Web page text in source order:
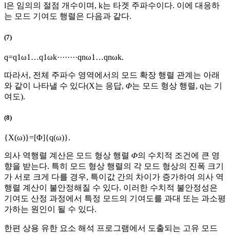
l은 임의의 절점 개수이며, k는 타겟 주파수이다. 이에 대응하
는 모드 기여도 행렬은 다음과 같다.
(7)
q=q1ω1 …q1ωk········qnω1 …qnωk.
따라서, 전체 주파수 영역에서의 모드 확장 행렬 관계는 아래
와 같이 나타낼 수 있다(X는 응답, 𝛷는 모드 형상 행렬, q는 기
여도).
(8)
{X(ω)}=[Φ]{q(ω)}.
의사 역행렬 계산은 모드 형상 행렬 𝛷의 수치적 조건에 큰 영
향을 받는다. 특히 모드 형상 행렬의 각 모드 형상의 진폭 크기
가 서로 크게 다를 경우, 특이값 간의 차이가 증가하여 의사 역
행렬 계산이 불안정해질 수 있다. 이러한 수치적 불안정성은
기여도 산정 과정에서 특정 모드의 기여도를 과대 또는 과소평
가하는 원인이 될 수 있다.
한편 상용 유한 요소 해석 프로그램에서 도출되는 고유 모드